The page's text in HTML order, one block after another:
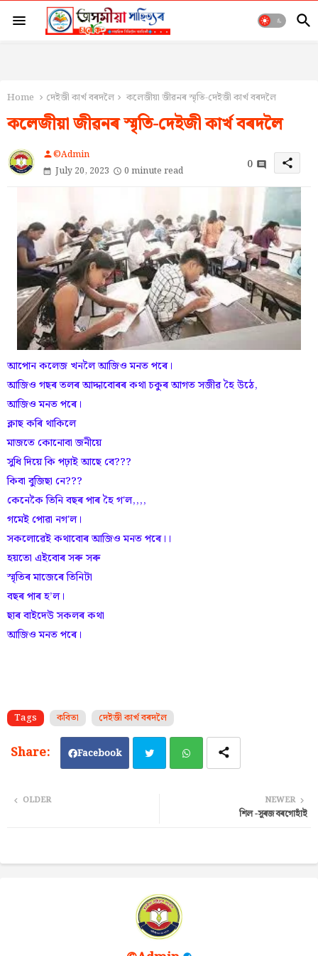
Home দেইজী কাৰ্খ বৰদলৈ কলেজীয়া জীৱনৰ স্মৃতি-দেইজী কাৰ্খ বৰদলৈ
কলেজীয়া জীৱনৰ স্মৃতি-দেইজী কাৰ্খ বৰদলৈ
person©Admin
July 20, 2023
0 minute read 0 share
আপোন কলেজ খনলৈ আজিও মনত পৰে।
আজিও গছৰ তলৰ আদ্দাবোৰৰ কথা চকুৰ আগত সজীৱ হৈ উঠে,
আজিও মনত পৰে।
ক্লাছ কৰি থাকিলে
মাজতে কোনোবা জনীয়ে
সুধি দিয়ে কি পঢ়াই আছে বে???
কিবা বুজিছা নে???
কেনেকৈ তিনি বছৰ পাৰ হৈ গ'ল,,,,
গমেই পোৱা নগ'ল।
সকলোৱেই কথাবোৰ আজিও মনত পৰে।।
হয়তো এইবোৰ সৰু সৰু
স্মৃতিৰ মাজেৰে তিনিটা
বছৰ পাৰ হʼল।
ছাৰ বাইদেউ সকলৰ কথা
আজিও মনত পৰে।
Tags কবিতা দেইজী কাৰ্খ বৰদলৈ
Facebook
NEWER
শিল -সূৰজ বৰগোহাঁই
OLDER